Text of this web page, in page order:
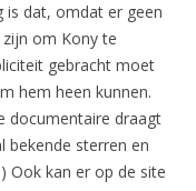
is dat, omdat er geen
om Kony te
gebracht moet
hem heen kunnen.
documentaire draagt
bekende sterren en
Ook kan er op de site